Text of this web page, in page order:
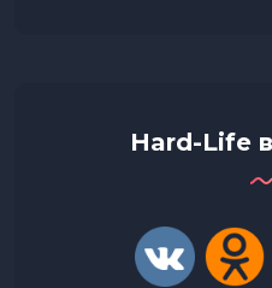
Hard-Life